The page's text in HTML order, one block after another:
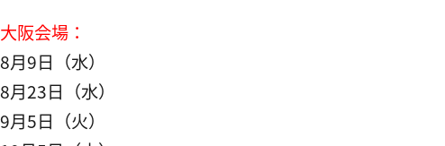
大阪会場：
8月9日（水）
8月23日（水）
9月5日（火）